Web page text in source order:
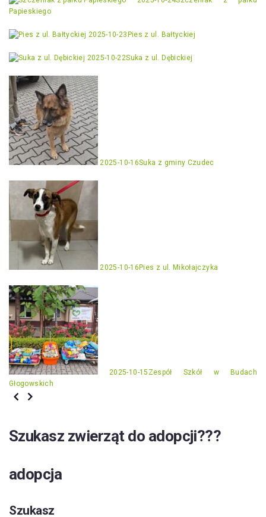
Papieskiego
2025-10-23 Pies z ul. Bałtyckiej
2025-10-22Suka z ul. Dębickiej
2025-10-16Suka z gminy Czudec
2025-10-16 Pies z ul. Mikołajczyka
2025-10-15 Zespół Szkół w Budach
Głogowskich
Szukasz zwierząt do adopcji???
adopcja
Szukasz